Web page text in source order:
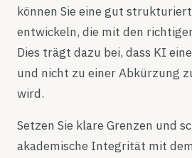
können Sie eine gut
entwickeln, die mit den
Dies trägt dazu bei, dass KI
und nicht zu einer Abkürzung
wird.
Setzen Sie klare Grenzen und
akademische Integrität mit